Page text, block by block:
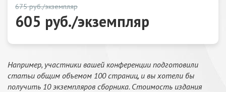
675 руб./экземпляр
605 руб./экземпляр
Например, участники вашей конференции подготовили
статьи общим объемом 100 страниц, и вы хотели бы
получить 10 экземпляров сборника. Стоимость издания